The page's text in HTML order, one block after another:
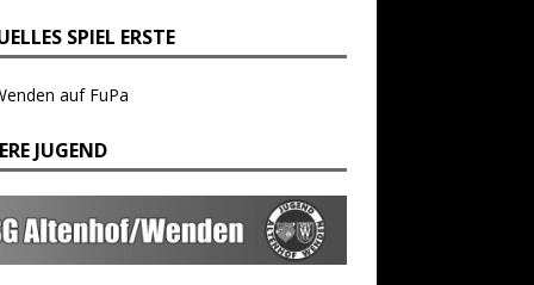
SPIEL ERSTE
auf FuPa
JUGEND